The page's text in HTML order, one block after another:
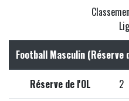
Football Masculin (Réserve
Réserve de l'OL 2